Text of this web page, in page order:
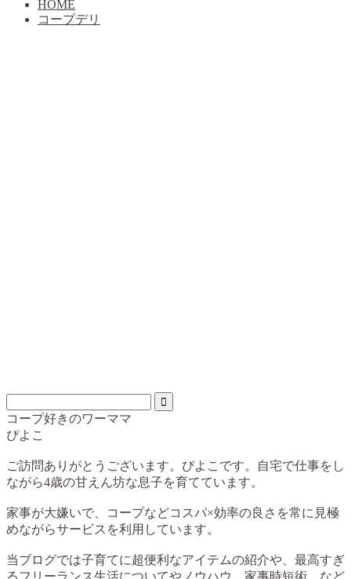
HOME
コープデリ
コープ好きのワーママ
ぴよこ
ご訪問ありがとうございます。ぴよこです。自宅で仕事をし
ながら4歳の甘えん坊な息子を育てています。
家事が大嫌いで、コープなどコスパ×効率の良さを常に見極
めながらサービスを利用しています。
当ブログでは子育てに超便利なアイテムの紹介や、最高すぎ
るフリーランス生活についてやノウハウ、家事時短術、など